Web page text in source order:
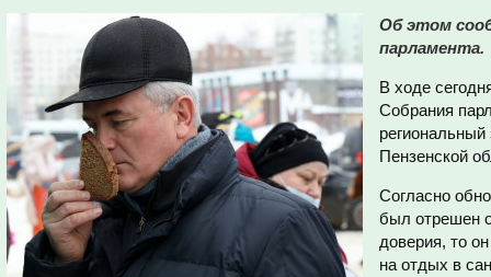
Об этом
парламента.
В ходе
Собрания
региональный
Пензенской
Согласно
был отрешен
доверия, то
на отдых в